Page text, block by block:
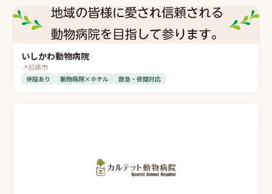
いしかわ動物病院
📍前橋市
併設あり 動物病院×ホテル 救急・夜間対応